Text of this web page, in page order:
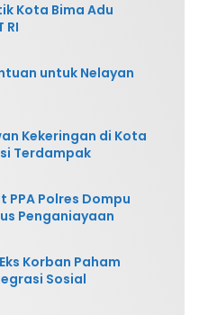
Kota Bima Adu
RI
untuk Nelayan
Kekeringan di Kota
Terdampak
PPA Polres Dompu
Penganiayaan
Korban Paham
Sosial